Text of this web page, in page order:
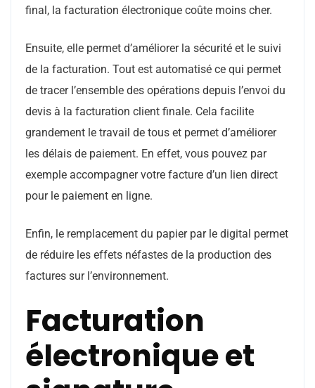
final, la facturation électronique coûte moins cher.
Ensuite, elle permet d’améliorer la sécurité et le suivi
de la facturation. Tout est automatisé ce qui permet
de tracer l’ensemble des opérations depuis l’envoi du
devis à la facturation client finale. Cela facilite
grandement le travail de tous et permet d’améliorer
les délais de paiement. En effet, vous pouvez par
exemple accompagner votre facture d’un lien direct
pour le paiement en ligne.
Enfin, le remplacement du papier par le digital permet
de réduire les effets néfastes de la production des
factures sur l’environnement.
Facturation
électronique et